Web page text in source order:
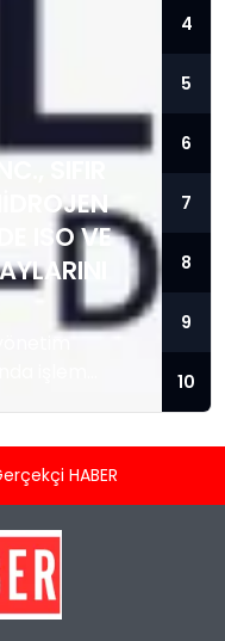
ISO VE
üzere
Newswire / 5
Inc.
4
5
6
7
8
9
10
HABER